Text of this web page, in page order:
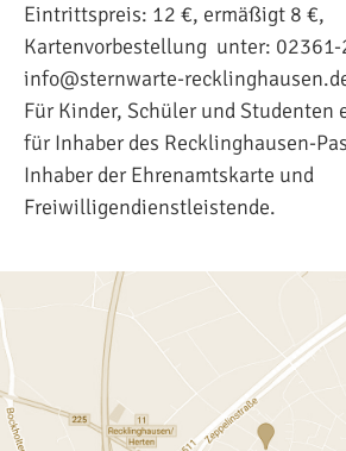
Eintrittspreis: 12 €, ermäßigt 8 €,
Kartenvorbestellung unter:
info@sternwarte-
Für Kinder, Schüler und Studenten
für Inhaber des Recklinghausen-
Inhaber der Ehrenamtskarte und
Freiwilligendienstleistende.